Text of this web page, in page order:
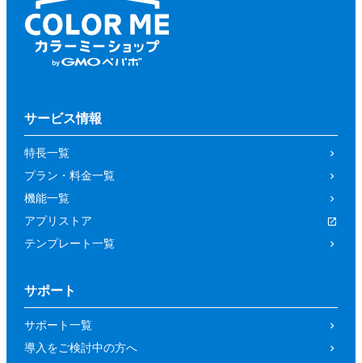
サービス情報
特長一覧
プラン・料金一覧
機能一覧
アプリストア
テンプレート一覧
サポート
サポート一覧
導入をご検討中の方へ